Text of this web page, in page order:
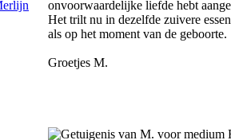
onvoorwaardelijke liefde hebt
Het trilt nu in dezelfde zuivere
als op het moment van de geboorte.
Groetjes M.